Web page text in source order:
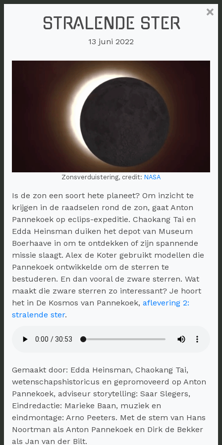
STRALENDE STER
13 juni 2022
Zonsverduistering, credit: NASA
Is de zon een soort hete planeet? Om inzicht te
krijgen in de raadselen rond de zon, gaat Anton
Pannekoek op eclips-expeditie. Chaokang Tai en
Edda Heinsman duiken het depot van Museum
Boerhaave in om te ontdekken of zijn spannende
missie slaagt. Alex de Koter gebruikt modellen die
Pannekoek ontwikkelde om de sterren te
bestuderen. En dan vooral de zware sterren. Wat
maakt die zware sterren zo interessant? Je hoort
het in De Kosmos van Pannekoek, aflevering 2:
stralende ster.
Gemaakt door: Edda Heinsman, Chaokang Tai,
wetenschapshistoricus en gepromoveerd op Anton
Pannekoek, adviseur storytelling: Saar Slegers,
Eindredactie: Marieke Baan, muziek en
eindmontage: Arno Peeters. Met de stem van Hans
Noortman als Anton Pannekoek en Dirk de Bekker
als Jan van der Bilt.